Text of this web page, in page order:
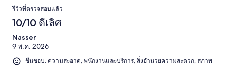
รีวิวที่ตรวจสอบแล้ว
10/10 ดีเลิศ
Nasser
9 พ.ค. 2026
ชื่นชอบ: ความสะอาด, พนักงานและบริการ, สิ่งอำนวยความสะดวก, สภาพ